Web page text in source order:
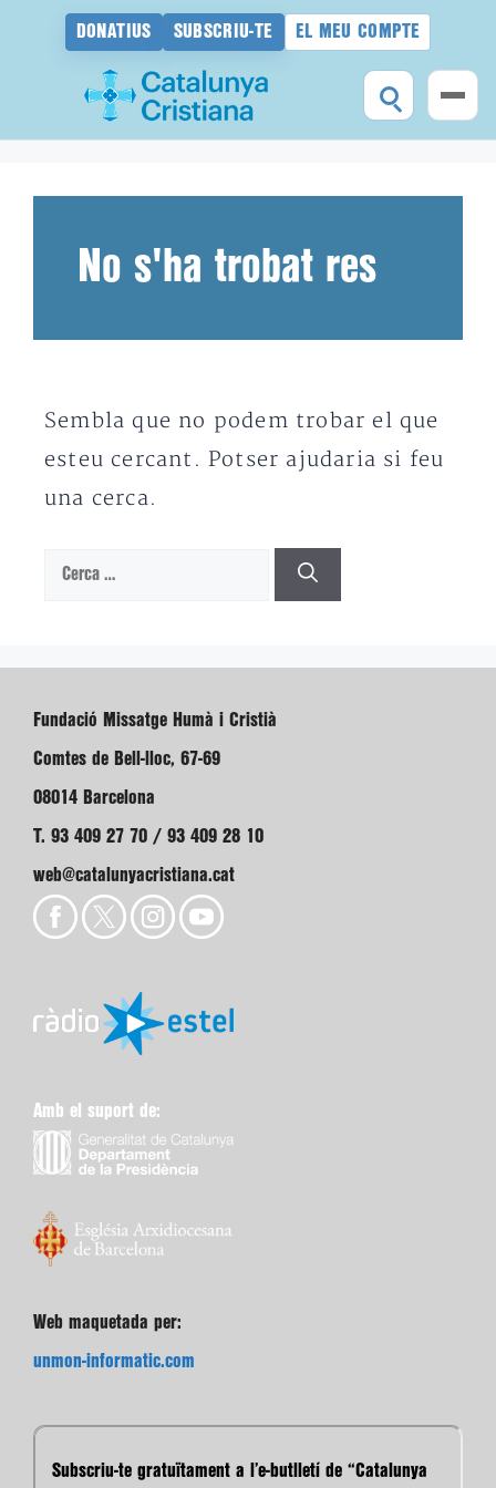
DONATIUS SUBSCRIU-TE EL MEU COMPTE
No s'ha trobat res
Sembla que no podem trobar el que
esteu cercant. Potser ajudaria si feu
una cerca.
Cerca:
Fundació Missatge Humà i Cristià
Comtes de Bell-lloc, 67-69
08014 Barcelona
T. 93 409 27 70 / 93 409 28 10
web@catalunyacristiana.cat
Amb el suport de:
Web maquetada per:
unmon-informatic.com
Subscriu-te gratuïtament a l’e-butlletí de “Catalunya